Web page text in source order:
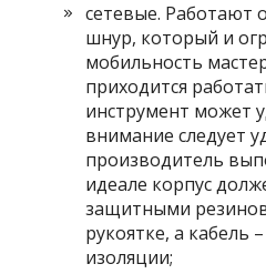
сетевые. Работают
шнур, который и
мобильность
приходится
инструмент может
внимание следует
производитель
идеале корпус
защитными
рукоятке, а кабель
изоляции;